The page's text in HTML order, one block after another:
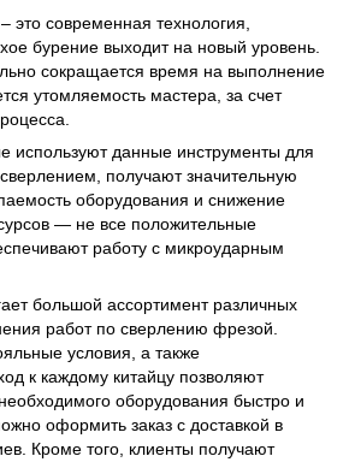
это современная технология,
бурение выходит на новый уровень.
сокращается время на выполнение
утомляемость мастера, за счет
используют данные инструменты для
получают значительную
оборудования и снижение
— не все положительные
работу с микроударным
большой ассортимент различных
работ по сверлению фрезой.
условия, а также
к каждому китайцу позволяют
оборудования быстро и
оформить заказ с доставкой в
Кроме того, клиенты получают